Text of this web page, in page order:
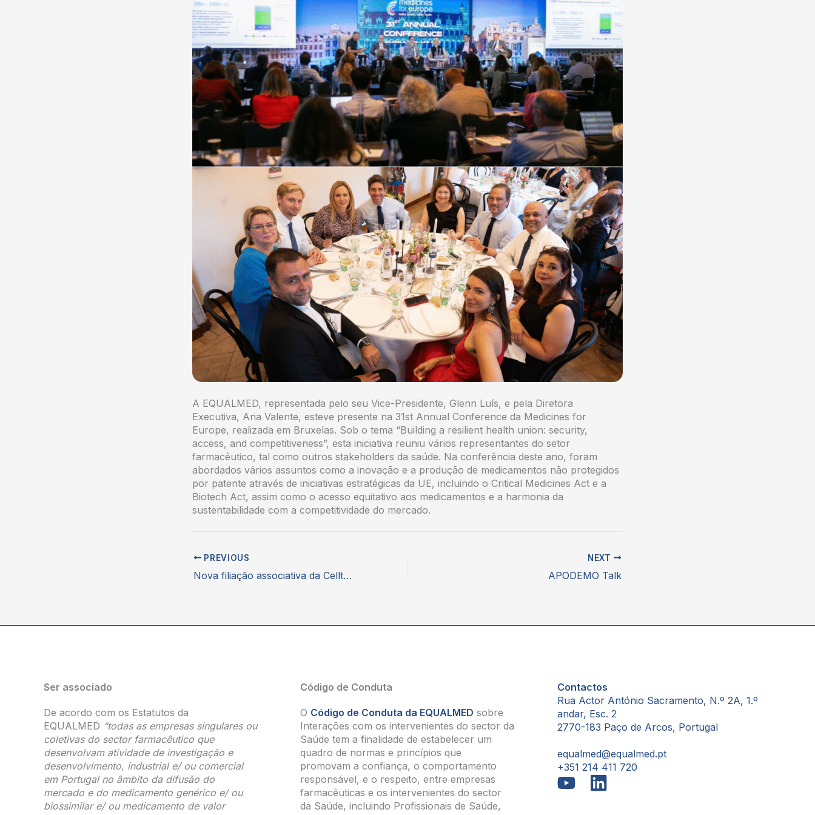
A EQUALMED, representada pelo seu Vice-Presidente, Glenn Luís, e pela Diretora
Executiva, Ana Valente, esteve presente na 31st Annual Conference da Medicines for
Europe, realizada em Bruxelas. Sob o tema “Building a resilient health union: security,
access, and competitiveness”, esta iniciativa reuniu vários representantes do setor
farmacêutico, tal como outros stakeholders da saúde. Na conferência deste ano, foram
abordados vários assuntos como a inovação e a produção de medicamentos não protegidos
por patente através de iniciativas estratégicas da UE, incluindo o Critical Medicines Act e a
Biotech Act, assim como o acesso equitativo aos medicamentos e a harmonia da
sustentabilidade com a competitividade do mercado.
PREVIOUS
Nova filiação associativa da Celltrion
NEXT
APODEMO Talk
Ser associado
De acordo com os Estatutos da
EQUALMED “todas as empresas singulares ou
coletivas do sector farmacêutico que
desenvolvam atividade de investigação e
desenvolvimento, industrial e/ ou comercial
em Portugal no âmbito da difusão do
mercado e do medicamento genérico e/ ou
biossimilar e/ ou medicamento de valor
Código de Conduta
O Código de Conduta da EQUALMED sobre
Interações com os intervenientes do sector da
Saúde tem a finalidade de estabelecer um
quadro de normas e princípios que
promovam a confiança, o comportamento
responsável, e o respeito, entre empresas
farmacêuticas e os intervenientes do sector
da Saúde, incluindo Profissionais de Saúde,
Contactos
Rua Actor António Sacramento, N.º 2A, 1.º
andar, Esc. 2
2770-183 Paço de Arcos, Portugal
equalmed@equalmed.pt
+351 214 411 720